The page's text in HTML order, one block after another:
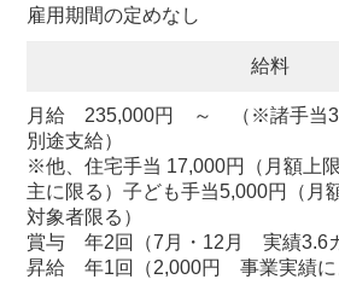
雇用期間の定めなし
給料
月給 235,000円 ～ （※諸手当
別途支給）
※他、住宅手当 17,000円（月額上
主に限る）子ども手当5,000円（月
対象者限る）
賞与 年2回（7月・12月 実績3.6カ
昇給 年1回（2,000円 事業実績に